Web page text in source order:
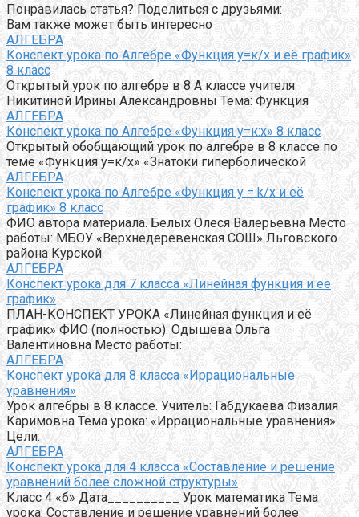
Понравилась статья? Поделиться с друзьями:
Вам также может быть интересно
АЛГЕБРА
Конспект урока по Алгебре «Функция у=к/х и её график»
8 класс
Открытый урок по алгебре в 8 А классе учителя
Никитиной Ирины Александровны Тема: Функция
АЛГЕБРА
Конспект урока по Алгебре «Функция у=к:х» 8 класс
Открытый обобщающий урок по алгебре в 8 классе по
теме «Функция у=к/х» «Знатоки гиперболической
АЛГЕБРА
Конспект урока по Алгебре «Функция y = k/x и её
график» 8 класс
ФИО автора материала. Белых Олеся Валерьевна Место
работы: МБОУ «Верхнедеревенская СОШ» Льговского
района Курской
АЛГЕБРА
Конспект урока для 7 класса «Линейная функция и её
график»
ПЛАН-КОНСПЕКТ УРОКА «Линейная функция и её
график» ФИО (полностью): Одышева Ольга
Валентиновна Место работы:
АЛГЕБРА
Конспект урока для 8 класса «Иррациональные
уравнения»
Урок алгебры в 8 классе. Учитель: Габдукаева Физалия
Каримовна Тема урока: «Иррациональные уравнения».
Цели:
АЛГЕБРА
Конспект урока для 4 класса «Составление и решение
уравнений более сложной структуры»
Класс 4 «б» Дата__________ Урок математика Тема
урока: Составление и решение уравнений более